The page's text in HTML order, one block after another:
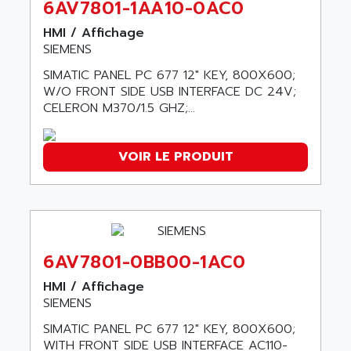
ARGOLUX AS
TSX 21
ALTISTART
TEXT DISPLAY
SIMATIC S5 115U
SMTBD1
SMTB
SMT-BSI
CE65
ROD 426
SINUMERIK 840C
ATP
9300-SERIES
AIRWELL
AISA
AJC BATTERY
AJHUA TECHNOLOGY
AK ELECTRONIQUE
AKA
AKIM AG
AKO
ALACATEL
ALARMCOM
ALCATEL
6AV7801-1AA10-0AC0
HMI / Affichage
SIEMENS
SIMATIC PANEL PC 677 12" KEY, 800X600;
W/O FRONT SIDE USB INTERFACE DC 24V;
CELERON M370/1.5 GHZ;...
VOIR LE PRODUIT
6AV7801-0BB00-1AC0
HMI / Affichage
SIEMENS
SIMATIC PANEL PC 677 12" KEY, 800X600;
WITH FRONT SIDE USB INTERFACE AC110-